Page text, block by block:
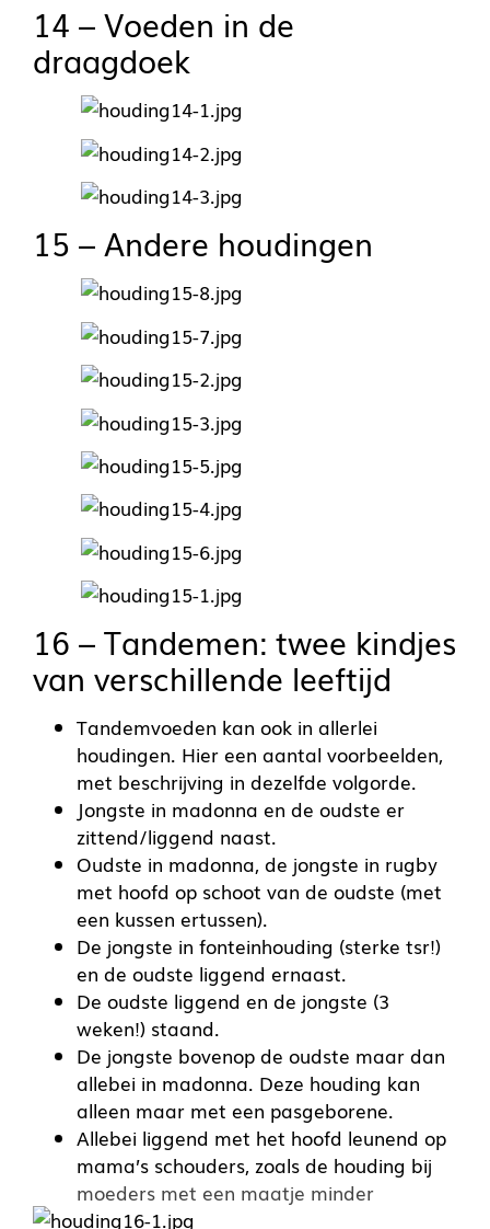
14 – Voeden in de
draagdoek
15 – Andere houdingen
16 – Tandemen: twee kindjes
van verschillende leeftijd
Tandemvoeden kan ook in allerlei
houdingen. Hier een aantal voorbeelden,
met beschrijving in dezelfde volgorde.
Jongste in madonna en de oudste er
zittend/liggend naast.
Oudste in madonna, de jongste in rugby
met hoofd op schoot van de oudste (met
een kussen ertussen).
De jongste in fonteinhouding (sterke tsr!)
en de oudste liggend ernaast.
De oudste liggend en de jongste (3
weken!) staand.
De jongste bovenop de oudste maar dan
allebei in madonna. Deze houding kan
alleen maar met een pasgeborene.
Allebei liggend met het hoofd leunend op
mama’s schouders, zoals de houding bij
moeders met een maatje minder